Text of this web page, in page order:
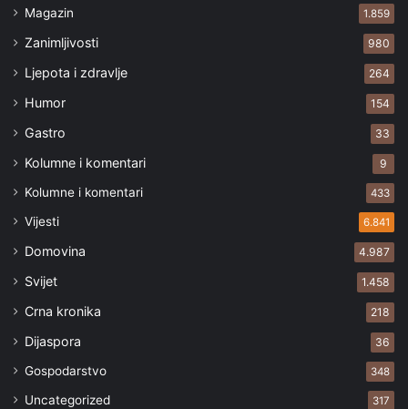
Magazin 1.859
Zanimljivosti 980
Ljepota i zdravlje 264
Humor 154
Gastro 33
Kolumne i komentari 9
Kolumne i komentari 433
Vijesti 6.841
Domovina 4.987
Svijet 1.458
Crna kronika 218
Dijaspora 36
Gospodarstvo 348
Uncategorized 317